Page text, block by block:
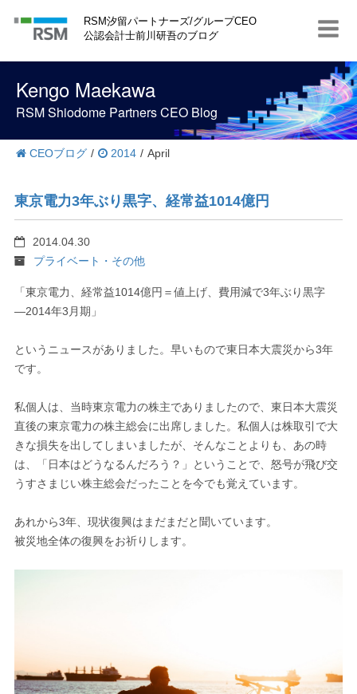
t
RSM汐留パートナーズ/グループCEO
公認会計士前川研吾のブログ
Kengo Maekawa
RSM Shiodome Partners CEO Blog
CEOブログ / 2014 / April
東京電力3年ぶり黒字、経常益1014億円
2014.04.30
プライベート・その他
「東京電力、経常益1014億円＝値上げ、費用減で3年ぶり黒字
―2014年3月期」
というニュースがありました。早いもので東日本大震災から3年
です。
私個人は、当時東京電力の株主でありましたので、東日本大震災
直後の東京電力の株主総会に出席しました。私個人は株取引で大
きな損失を出してしまいましたが、そんなことよりも、あの時
は、「日本はどうなるんだろう？」ということで、怒号が飛び交
うすさまじい株主総会だったことを今でも覚えています。
あれから3年、現状復興はまだまだと聞いています。
被災地全体の復興をお祈りします。